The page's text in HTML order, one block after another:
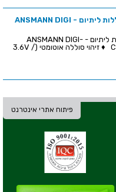
מטען אוניברסלי לסוללות ליתיום - ANSMANN DIGI
מטען אוניברסלי לסוללות ליתיום - ANSMANN DIGI-
CHARGER VARIO PRO ♦ זיהוי סוללה אוטומטי (3.6V /
פיתוח אתרי אינטרנט